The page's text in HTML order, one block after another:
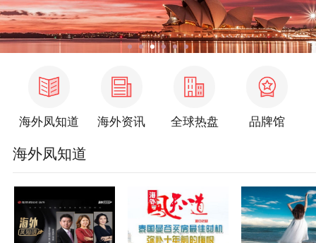
海外凤知道 海外资讯 全球热盘 品牌馆
海外凤知道